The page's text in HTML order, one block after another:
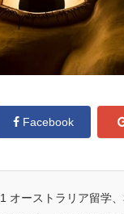
Facebook
1 オーストラリア留学